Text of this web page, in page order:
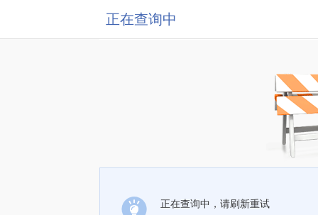
正在查询中
正在查询中，请刷新重试